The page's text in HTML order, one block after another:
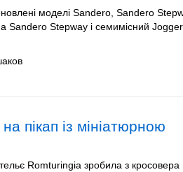
моделі Sandero, Sandero
Sandero Stepway і семимісний Jogger
пікап із мініатюрною
Romturingia зробила з